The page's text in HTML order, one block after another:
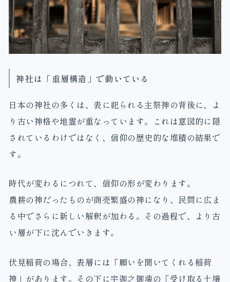
神社は「重層構造」で動いている
日本の神社の多くは、表に祀られる主祭神の背後に、よ
り古い神格や地霊が重なっています。これは意図的に隠
されているわけではなく、信仰の歴史的な堆積の結果で
す。
時代が変わるにつれて、信仰の形が変わります。
農耕の神だったものが商売繁盛の神になり、民間に広ま
る中でさらに新しい解釈が加わる。その過程で、より古
い層が下に沈んでいきます。
伏見稲荷の場合、表層には「願いを聞いてくれる稲荷
神」があります。その下に宇迦之御魂の「受け取る土壌